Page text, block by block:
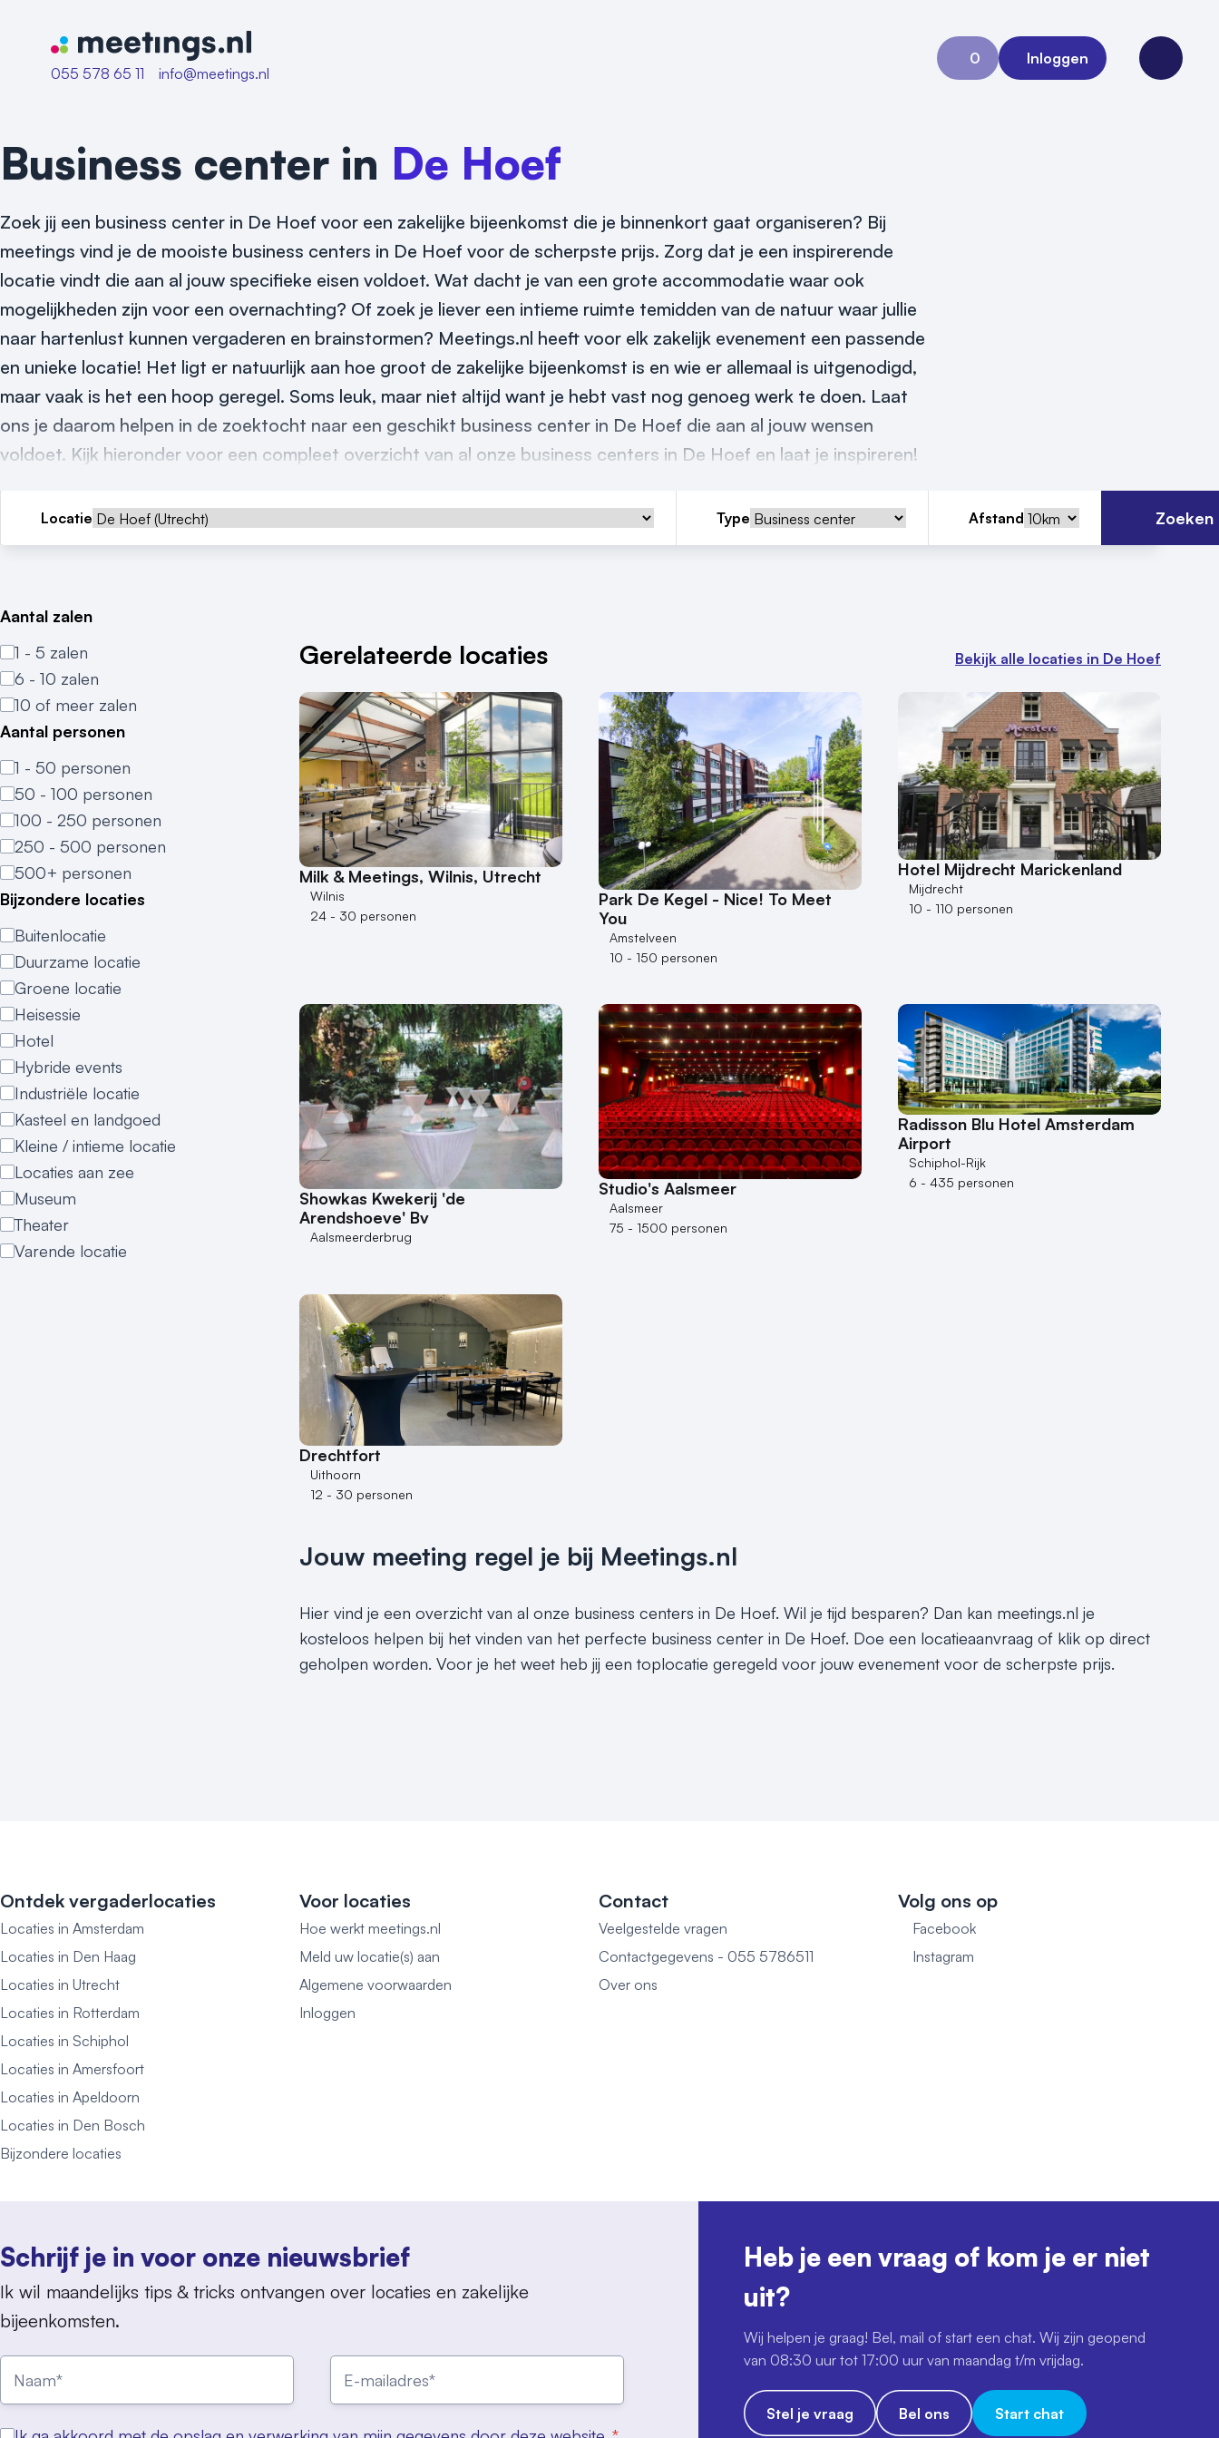
Naar home van Meetings
055 578 65 11
info@meetings.nl
0
Aanvraag 0
Inloggen
Open
Business center in De Hoef
Zoek jij een business center in De Hoef voor een zakelijke bijeenkomst die je binnenkort gaat organiseren? Bij
meetings vind je de mooiste business centers in De Hoef voor de scherpste prijs. Zorg dat je een inspirerende
locatie vindt die aan al jouw specifieke eisen voldoet. Wat dacht je van een grote accommodatie waar ook
mogelijkheden zijn voor een overnachting? Of zoek je liever een intieme ruimte temidden van de natuur waar jullie
naar hartenlust kunnen vergaderen en brainstormen? Meetings.nl heeft voor elk zakelijk evenement een passende
en unieke locatie! Het ligt er natuurlijk aan hoe groot de zakelijke bijeenkomst is en wie er allemaal is uitgenodigd,
maar vaak is het een hoop geregel. Soms leuk, maar niet altijd want je hebt vast nog genoeg werk te doen. Laat
ons je daarom helpen in de zoektocht naar een geschikt business center in De Hoef die aan al jouw wensen
voldoet. Kijk hieronder voor een compleet overzicht van al onze business centers in De Hoef en laat je inspireren!
Locatie Type Afstand Zoeken
Aantal zalen
1 - 5 zalen
6 - 10 zalen
10 of meer zalen
Aantal personen
1 - 50 personen
50 - 100 personen
100 - 250 personen
250 - 500 personen
500+ personen
Bijzondere locaties
Buitenlocatie
Duurzame locatie
Groene locatie
Heisessie
Hotel
Hybride events
Industriële locatie
Kasteel en landgoed
Kleine / intieme locatie
Locaties aan zee
Museum
Theater
Varende locatie
Gerelateerde locaties Bekijk alle locaties in De Hoef
Milk & Meetings, Wilnis, Utrecht
Wilnis
24 - 30 personen
Park De Kegel - Nice! To Meet
You
Amstelveen
10 - 150 personen
Hotel Mijdrecht Marickenland
Mijdrecht
10 - 110 personen
Showkas Kwekerij 'de
Arendshoeve' Bv
Aalsmeerderbrug
Studio's Aalsmeer
Aalsmeer
75 - 1500 personen
Radisson Blu Hotel Amsterdam
Airport
Schiphol-Rijk
6 - 435 personen
Drechtfort
Uithoorn
12 - 30 personen
Jouw meeting regel je bij Meetings.nl
Hier vind je een overzicht van al onze business centers in De Hoef. Wil je tijd besparen? Dan kan meetings.nl je
kosteloos helpen bij het vinden van het perfecte business center in De Hoef. Doe een locatieaanvraag of klik op direct
geholpen worden. Voor je het weet heb jij een toplocatie geregeld voor jouw evenement voor de scherpste prijs.
Ontdek vergaderlocaties
Locaties in Amsterdam
Locaties in Den Haag
Locaties in Utrecht
Locaties in Rotterdam
Locaties in Schiphol
Locaties in Amersfoort
Locaties in Apeldoorn
Locaties in Den Bosch
Bijzondere locaties
Voor locaties
Hoe werkt meetings.nl
Meld uw locatie(s) aan
Algemene voorwaarden
Inloggen
Contact
Veelgestelde vragen
Contactgegevens - 055 5786511
Over ons
Volg ons op
Facebook
Instagram
Schrijf je in voor onze nieuwsbrief
Ik wil maandelijks tips & tricks ontvangen over locaties en zakelijke
bijeenkomsten.
Heb je een vraag of kom je er niet
uit?
Wij helpen je graag! Bel, mail of start een chat. Wij zijn geopend
van 08:30 uur tot 17:00 uur van maandag t/m vrijdag.
Stel je vraag Bel ons Start chat